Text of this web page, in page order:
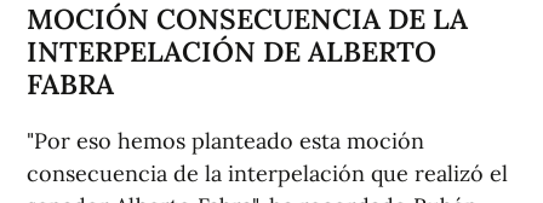
MOCIÓN CONSECUENCIA DE LA
INTERPELACIÓN DE ALBERTO
FABRA
"Por eso hemos planteado esta moción
consecuencia de la interpelación que realizó el